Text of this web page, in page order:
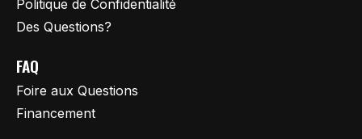
Politique de Confidentialité
Des Questions?
FAQ
Foire aux Questions
Financement